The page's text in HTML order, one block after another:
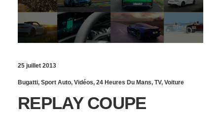
25 juillet 2013
Bugatti, Sport Auto, Vidéos, 24 Heures Du Mans, TV, Voiture
REPLAY COUPE